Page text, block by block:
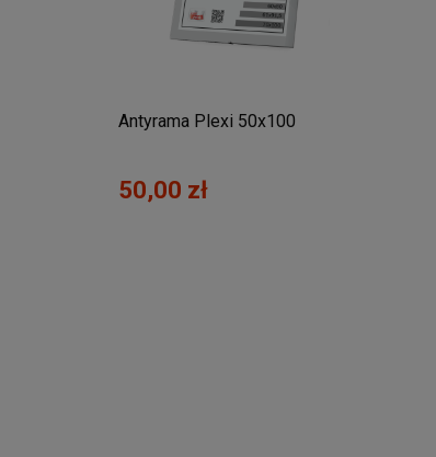
Antyrama Plexi 50x100
50,00 zł